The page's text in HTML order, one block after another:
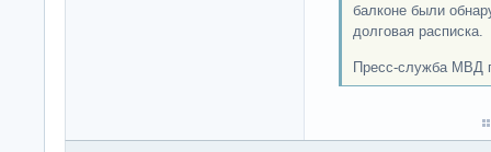
балконе были
долговая расписка.
Пресс-служба МВД